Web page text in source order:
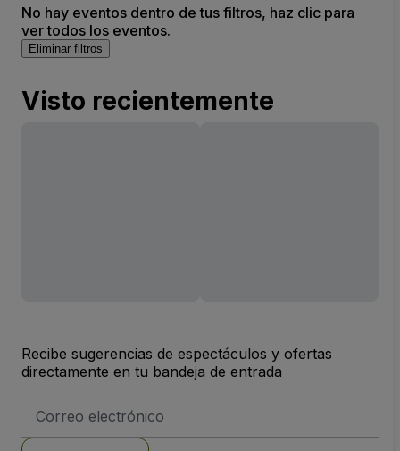
No hay eventos dentro de tus filtros, haz clic para
ver todos los eventos.
Eliminar filtros
Visto recientemente
Recibe sugerencias de espectáculos y ofertas
directamente en tu bandeja de entrada
de